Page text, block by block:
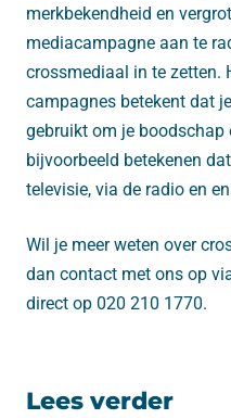
merkbekendheid en
mediacampagne aan te
crossmediaal in te zetten.
campagnes betekent dat
gebruikt om je boodschap
bijvoorbeeld betekenen
televisie, via de radio en
Wil je meer weten over
dan contact met ons op
direct op 020 210 1770.
Lees verder